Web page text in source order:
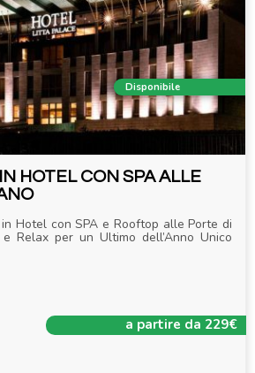
Disponibile
HOTEL CON SPA ALLE
Hotel con SPA e Rooftop alle Porte di
Relax per un Ultimo dell’Anno Unico
a partire da 229€